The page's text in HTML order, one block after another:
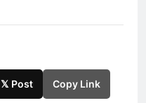
𝕏 Post Copy Link